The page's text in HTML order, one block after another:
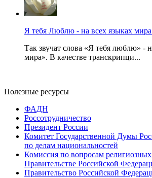
Я тебя Люблю - на всех языках
Так звучат слова «Я тебя люблю» -
мира». В качестве транскрипци...
Полезные ресурсы
ФАДН
Россотрудничество
Президент России
Комитет Государственной Думы
по делам национальностей
Комиссия по вопросам
Правительстве Российской
Правительство Российской